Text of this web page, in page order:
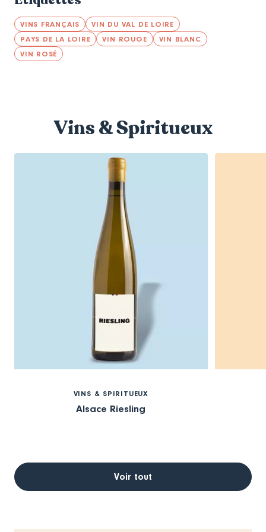
VINS FRANÇAIS
VIN DU VAL DE LOIRE
PAYS DE LA LOIRE
VIN ROUGE
VIN BLANC
VIN ROSÉ
Vins & Spiritueux
VINS & SPIRITUEUX
Alsace Riesling
Voir tout